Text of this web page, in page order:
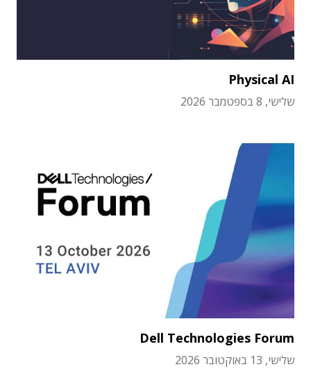
Physical AI
שלישי, 8 בספטמבר 2026
Dell Technologies Forum
שלישי, 13 באוקטובר 2026